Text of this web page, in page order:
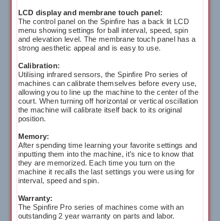
LCD display and membrane touch panel:
The control panel on the Spinfire has a back lit LCD
menu showing settings for ball interval, speed, spin
and elevation level. The membrane touch panel has a
strong aesthetic appeal and is easy to use.
Calibration:
Utilising infrared sensors, the Spinfire Pro series of
machines can calibrate themselves before every use,
allowing you to line up the machine to the center of the
court. When turning off horizontal or vertical oscillation
the machine will calibrate itself back to its original
position.
Memory:
After spending time learning your favorite settings and
inputting them into the machine, it’s nice to know that
they are memorized. Each time you turn on the
machine it recalls the last settings you were using for
interval, speed and spin.
Warranty:
The Spinfire Pro series of machines come with an
outstanding 2 year warranty on parts and labor.